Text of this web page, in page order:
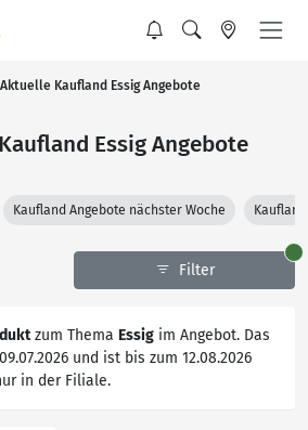
Aktuelle Kaufland Essig Angebote
Essig Angebote
Kaufland Angebote nächster Woche
Filter
zum Thema Essig im Angebot. Das
und ist bis zum 12.08.2026
in der Filiale.